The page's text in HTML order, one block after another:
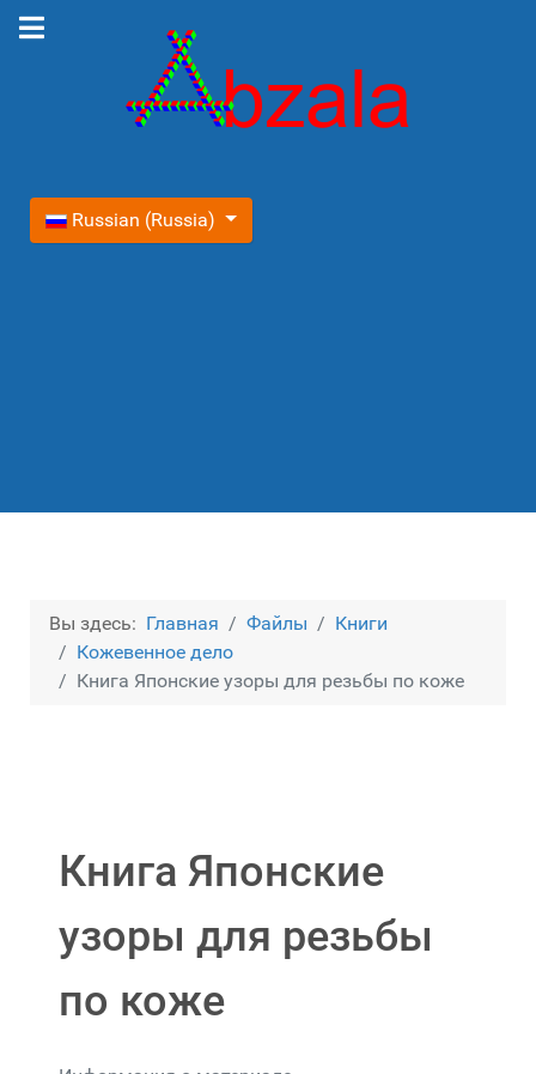
Выберите язык
Russian (Russia)
Вы здесь: Главная Файлы
Книги
Кожевенное дело
Книга Японские узоры для резьбы по коже
Книга Японские
узоры для резьбы
по коже